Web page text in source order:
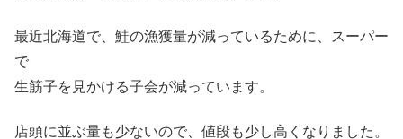
最近北海道で、鮭の漁獲量が減っているために、スーパー
で
生筋子を見かける子会が減っています。
店頭に並ぶ量も少ないので、値段も少し高くなりました。